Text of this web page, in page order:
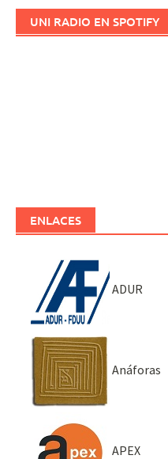
UNI RADIO EN SPOTIFY
ENLACES
ADUR
Anáforas
APEX